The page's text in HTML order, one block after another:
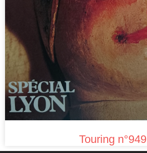
Touring n°949